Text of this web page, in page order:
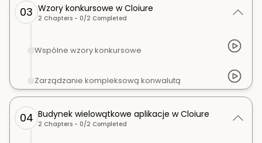
03 Wzory konkursowe w Cloiure
2 Chapters - 0/2 Completed
Wspólne wzory konkursowe
Zarządzanie kompleksową konwalutą
04 Budynek wielowątkowe aplikacje w Cloiure
2 Chapters - 0/2 Completed